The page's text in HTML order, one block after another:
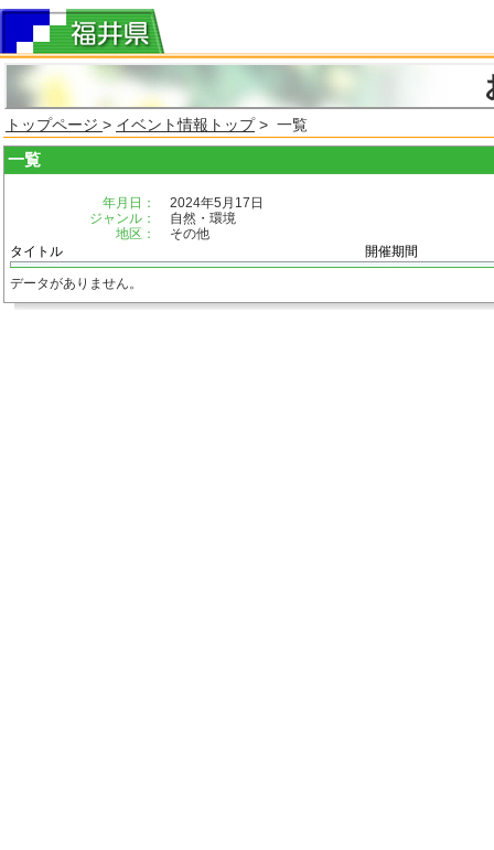
トップページ > イベント情報トップ> 一覧
一覧
年月日：
2024年5月17日
ジャンル：
自然・環境
地区：
その他
タイトル
開催期間
データがありません。